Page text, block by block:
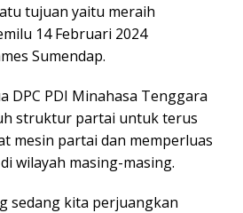
tujuan yaitu meraih
14 Februari 2024
Sumendap.
DPC PDI Minahasa Tenggara
struktur partai untuk terus
mesin partai dan memperluas
wilayah masing-masing.
sedang kita perjuangkan